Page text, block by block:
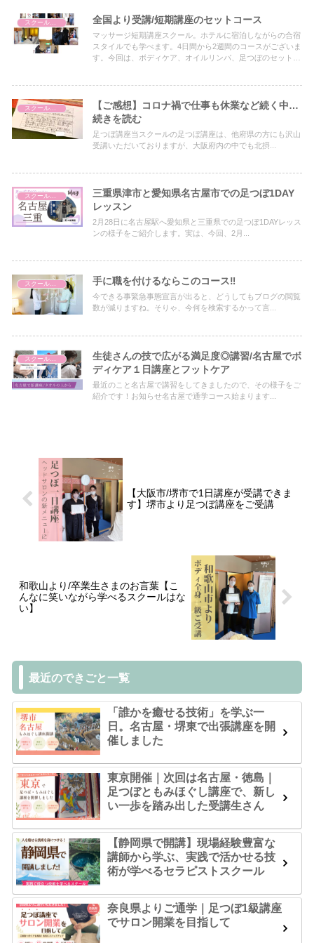
スクールについて 全国より受講/短期講座のセットコース
マッサージ短期講座スクール。ホテルに宿泊しながらの合宿
スタイルでも学べます。4日間から2週間のコースがございま
す。今回は、ボディケア、オイルリンパ、足つぼのセットコ
スクールについて
【ご感想】コロナ禍で仕事も休業など続く中…
続きを読む
足つぼ講座当スクールの足つぼ講座は、他府県の方にも沢山
受講いただいておりますが、大阪府内の中でも北摂...
スクールについて
三重県津市と愛知県名古屋市での足つぼ1DAY
レッスン
2月28日に名古屋駅へ愛知県と三重県での足つぼ1DAYレッス
ンの様子をご紹介します。実は、今回、2月...
スクールについて 手に職を付けるならこのコース‼︎
今できる事緊急事態宣言が出ると、どうしてもブログの閲覧
数が減りますね。そりゃ、今何を検索するかって言...
スクールについて
生徒さんの技で広がる満足度◎講習/名古屋でボ
ディケア１日講座とフットケア
最近のこと名古屋で講習をしてきましたので、その様子をご
紹介です！お知らせ名古屋で通学コース始まります...
【大阪市/堺市で1日講座が受講できま
す】堺市より足つぼ講座をご受講
和歌山より/卒業生さまのお言葉【こ
んなに笑いながら学べるスクールはな
い】
最近のできごと一覧
「誰かを癒せる技術」を学ぶ一
日。名古屋・堺東で出張講座を開
催しました
東京開催｜次回は名古屋・徳島｜
足つぼともみほぐし講座で、新し
い一歩を踏み出した受講生さん
【静岡県で開講】現場経験豊富な
講師から学ぶ、実践で活かせる技
術が学べるセラピストスクール
奈良県よりご通学｜足つぼ1級講座
でサロン開業を目指して